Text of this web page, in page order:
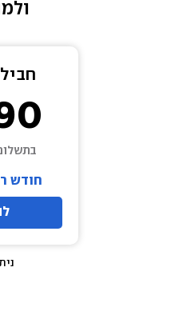
חודש